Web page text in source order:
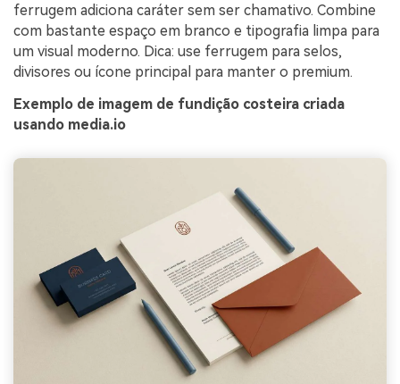
ferrugem adiciona caráter sem ser chamativo. Combine
com bastante espaço em branco e tipografia limpa para
um visual moderno. Dica: use ferrugem para selos,
divisores ou ícone principal para manter o premium.
Exemplo de imagem de fundição costeira criada
usando media.io